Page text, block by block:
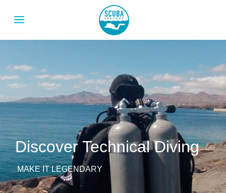
Discover Technical Diving
MAKE IT LEGENDARY